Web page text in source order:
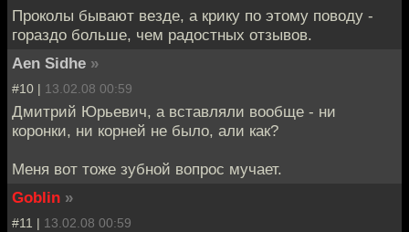
Проколы бывают везде, а крику по этому поводу -
гораздо больше, чем радостных отзывов.
Aen Sidhe »
#10 | 13.02.08 00:59
Дмитрий Юрьевич, а вставляли вообще - ни
коронки, ни корней не было, али как?
Меня вот тоже зубной вопрос мучает.
Goblin »
#11 | 13.02.08 00:59